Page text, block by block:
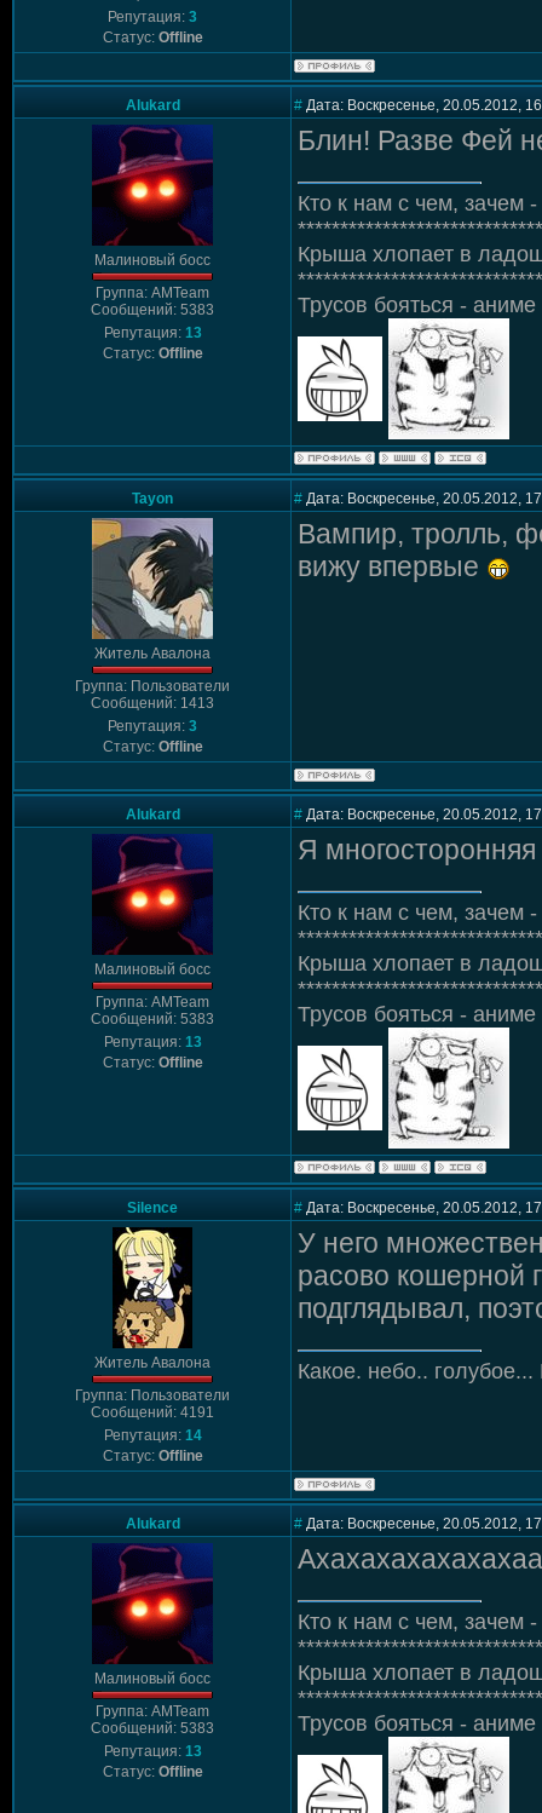
Репутация: 3
Статус: Offline
Alukard # Дата: Воскресенье, 20.05.2012,
Малиновый босс
Группа: AMTeam
Сообщений: 5383
Репутация: 13
Статус: Offline
Блин! Разве Фей
Кто к нам с чем, зачем -
Крыша хлопает в
Трусов бояться - аниме
Tayon # Дата: Воскресенье, 20.05.2012,
Житель Авалона
Группа: Пользователи
Сообщений: 1413
Репутация: 3
Статус: Offline
Вампир, тролль,
вижу впервые
Alukard # Дата: Воскресенье, 20.05.2012,
Малиновый босс
Группа: AMTeam
Сообщений: 5383
Репутация: 13
Статус: Offline
Я
Кто к нам с чем, зачем -
Крыша хлопает в
Трусов бояться - аниме
Silence # Дата: Воскресенье, 20.05.2012,
Житель Авалона
Группа: Пользователи
Сообщений: 4191
Репутация: 14
Статус: Offline
У него
расово кошерной
подглядывал,
Какое. небо..
Alukard # Дата: Воскресенье, 20.05.2012,
Малиновый босс
Группа: AMTeam
Сообщений: 5383
Репутация: 13
Статус: Offline
Кто к нам с чем, зачем -
Крыша хлопает в
Трусов бояться - аниме